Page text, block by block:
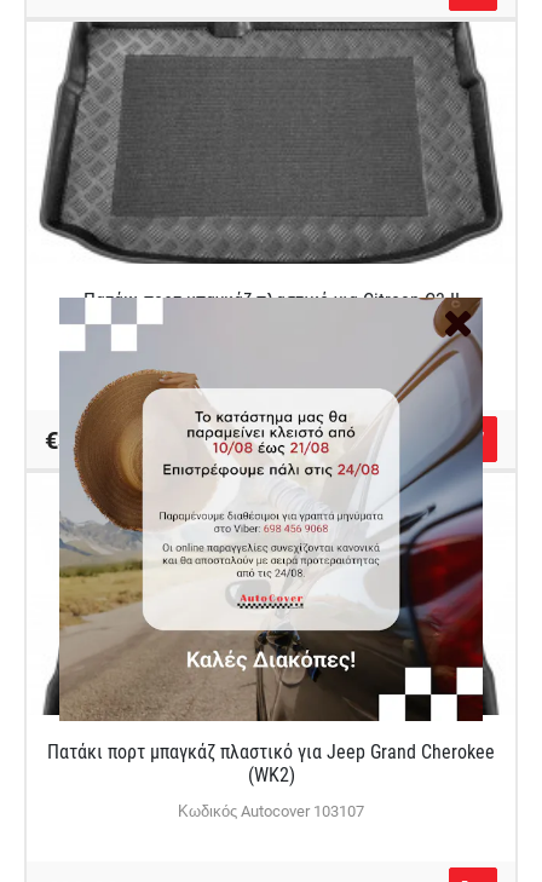
Πατάκι πορτ μπαγκάζ πλαστικό για Citroen C3 II
€32.00
Πατάκι πορτ μπαγκάζ πλαστικό για Jeep Grand Cherokee
(WK2)
Κωδικός Autocover 103107